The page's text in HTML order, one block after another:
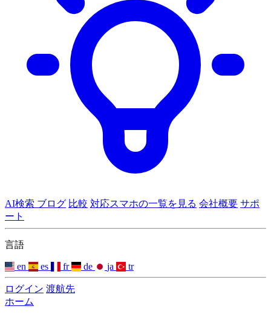
AI検索 ブログ 比較 対応スマホの一覧を見る 会社概要 サポ
ート
言語
en es fr de ja tr
ログイン 渡航先
ホーム